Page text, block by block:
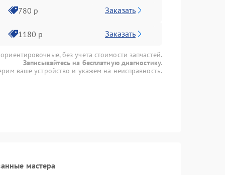
780 р Заказать
1180 р Заказать
без учета стоимости запчастей.
Записывайтесь на бесплатную диагностику.
ваше устройство и укажем на неисправность.
мастера